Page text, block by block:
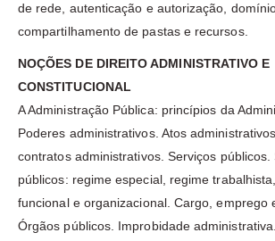
de rede, autenticação e autorização,
compartilhamento de pastas e recursos.
NOÇÕES DE DIREITO ADMINISTRATIVO E
CONSTITUCIONAL
A Administração Pública: princípios da
Poderes administrativos. Atos
contratos administrativos. Serviços públicos.
públicos: regime especial, regime
funcional e organizacional. Cargo, emprego
Órgãos públicos. Improbidade